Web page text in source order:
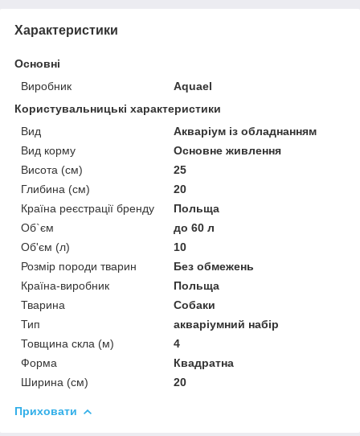
Характеристики
Основні
Виробник
Aquael
Користувальницькі характеристики
Вид
Акваріум із обладнанням
Вид корму
Основне живлення
Висота (см)
25
Глибина (см)
20
Країна реєстрації бренду
Польща
Об`єм
до 60 л
Об'єм (л)
10
Розмір породи тварин
Без обмежень
Країна-виробник
Польща
Тварина
Собаки
Тип
акваріумний набір
Товщина скла (м)
4
Форма
Квадратна
Ширина (см)
20
Приховати